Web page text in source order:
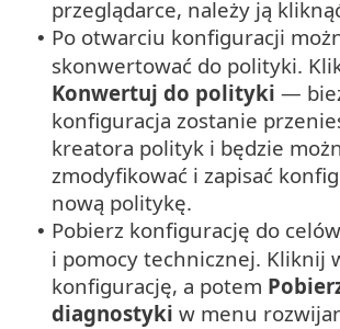
przeglądarce, należy ją
• Po otwarciu konfiguracji
skonwertować do polityki.
Konwertuj do polityki —
konfiguracja zostanie
kreatora polityk i będzie
zmodyfikować i zapisać
nową politykę.
• Pobierz konfigurację do
i pomocy technicznej. Kliknij
konfigurację, a potem
diagnostyki w menu